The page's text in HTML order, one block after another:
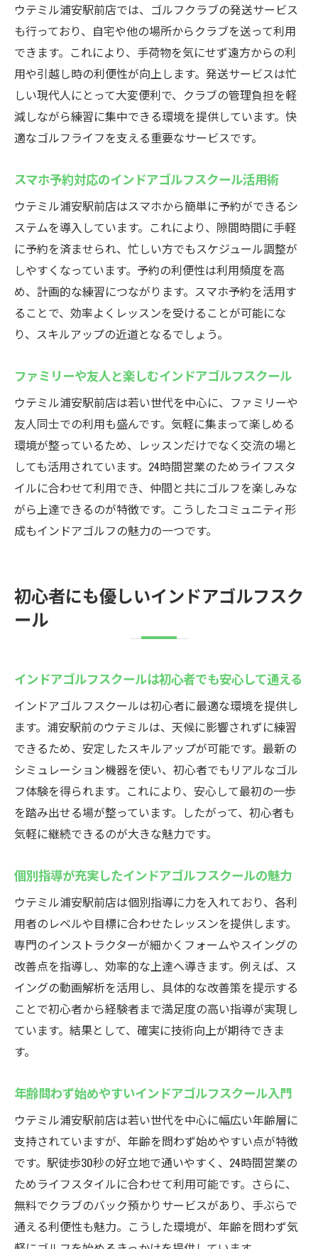
ウテミル浦安駅前店では、ゴルフクラブの発送サービス
も行っており、自宅や他の場所からクラブを送って利用
できます。これにより、手荷物を気にせず遠方からの利
用や引越し時の利便性が向上します。発送サービスは忙
しい現代人にとって大変便利で、クラブの管理負担を軽
減しながら練習に集中できる環境を提供しています。快
適なゴルフライフを支える重要なサービスです。
スマホ予約対応のインドアゴルフスクール活用術
ウテミル浦安駅前店はスマホから簡単に予約ができるシ
ステムを導入しています。これにより、隙間時間に手軽
に予約を済ませられ、忙しい方でもスケジュール調整が
しやすくなっています。予約の利便性は利用頻度を高
め、計画的な練習につながります。スマホ予約を活用す
ることで、効率よくレッスンを受けることが可能にな
り、スキルアップの近道となるでしょう。
ファミリーや友人と楽しむインドアゴルフスクール
ウテミル浦安駅前店は若い世代を中心に、ファミリーや
友人同士での利用も盛んです。気軽に集まって楽しめる
環境が整っているため、レッスンだけでなく交流の場と
しても活用されています。24時間営業のためライフスタ
イルに合わせて利用でき、仲間と共にゴルフを楽しみな
がら上達できるのが特徴です。こうしたコミュニティ形
成もインドアゴルフの魅力の一つです。
初心者にも優しいインドアゴルフスク
ール
インドアゴルフスクールは初心者でも安心して通える
インドアゴルフスクールは初心者に最適な環境を提供し
ます。浦安駅前のウテミルは、天候に影響されずに練習
できるため、安定したスキルアップが可能です。最新の
シミュレーション機器を使い、初心者でもリアルなゴル
フ体験を得られます。これにより、安心して最初の一歩
を踏み出せる場が整っています。したがって、初心者も
気軽に継続できるのが大きな魅力です。
個別指導が充実したインドアゴルフスクールの魅力
ウテミル浦安駅前店は個別指導に力を入れており、各利
用者のレベルや目標に合わせたレッスンを提供します。
専門のインストラクターが細かくフォームやスイングの
改善点を指導し、効率的な上達へ導きます。例えば、ス
イングの動画解析を活用し、具体的な改善策を提示する
ことで初心者から経験者まで満足度の高い指導が実現し
ています。結果として、確実に技術向上が期待できま
す。
年齢問わず始めやすいインドアゴルフスクール入門
ウテミル浦安駅前店は若い世代を中心に幅広い年齢層に
支持されていますが、年齢を問わず始めやすい点が特徴
です。駅徒歩30秒の好立地で通いやすく、24時間営業の
ためライフスタイルに合わせて利用可能です。さらに、
無料でクラブのバック預かりサービスがあり、手ぶらで
通える利便性も魅力。こうした環境が、年齢を問わず気